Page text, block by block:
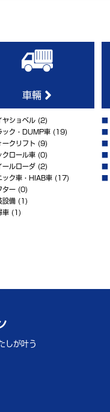
車輛
ヤショベル(2)
ック・DUMP車(19)
ークリフト (9)
クロール車(0)
ールローダ(2)
ック車・HIAB車(17)
ター(0)
設備(1)
車(1)
しが叶う